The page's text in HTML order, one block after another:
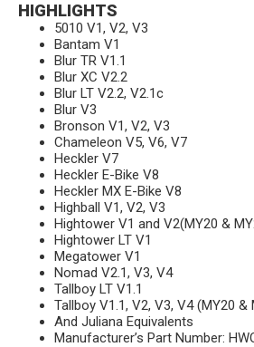
HIGHLIGHTS
5010 V1, V2, V3
Bantam V1
Blur TR V1.1
Blur XC V2.2
Blur LT V2.2, V2.1c
Blur V3
Bronson V1, V2, V3
Chameleon V5, V6, V7
Heckler V7
Heckler E-Bike V8
Heckler MX E-Bike V8
Highball V1, V2, V3
Hightower V1 and V2(MY20 &
Hightower LT V1
Megatower V1
Nomad V2.1, V3, V4
Tallboy LT V1.1
Tallboy V1.1, V2, V3, V4 (MY20
And Juliana Equivalents
Manufacturer’s Part Number: